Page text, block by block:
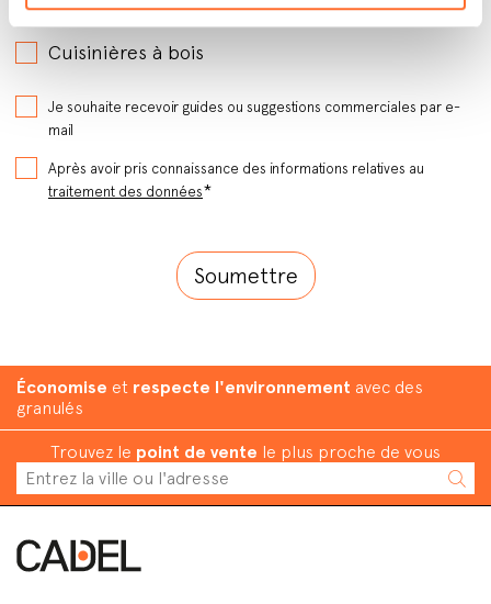
Inserts à granules
Cuisinières à bois
Je souhaite recevoir guides ou suggestions commerciales par e-
mail
Après avoir pris connaissance des informations relatives au
traitement des données*
Économise et respecte l'environnement avec des
granulés
Trouvez le point de vente le plus proche de vous